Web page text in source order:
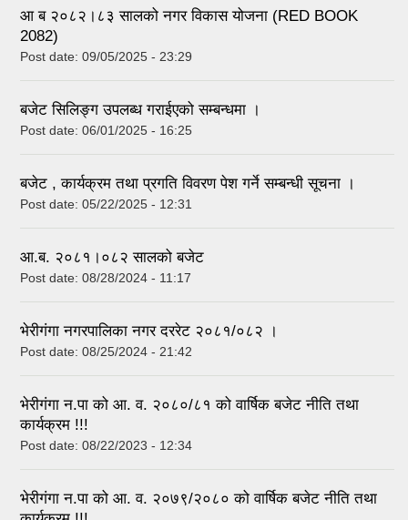
आ ब २०८२।८३ सालको नगर विकास योजना (RED BOOK
2082)
Post date: 09/05/2025 - 23:29
बजेट सिलिङ्ग उपलब्ध गराईएको सम्बन्धमा ।
Post date: 06/01/2025 - 16:25
बजेट , कार्यक्रम तथा प्रगति विवरण पेश गर्ने सम्बन्धी सूचना ।
Post date: 05/22/2025 - 12:31
आ.ब. २०८१।०८२ सालको बजेट
Post date: 08/28/2024 - 11:17
भेरीगंगा नगरपालिका नगर दररेट २०८१/०८२ ।
Post date: 08/25/2024 - 21:42
भेरीगंगा न.पा को आ. व. २०८०/८१ को वार्षिक बजेट नीति तथा
कार्यक्रम !!!
Post date: 08/22/2023 - 12:34
भेरीगंगा न.पा को आ. व. २०७९/२०८० को वार्षिक बजेट नीति तथा